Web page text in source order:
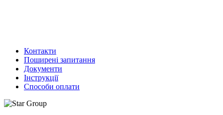
Контакти
Поширені запитання
Документи
Інструкції
Способи оплати